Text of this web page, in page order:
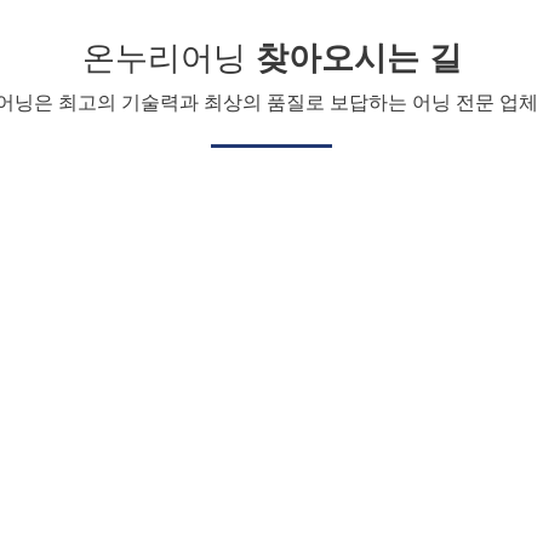
온누리어닝 찾아오시는 길
닝은 최고의 기술력과 최상의 품질로 보답하는 어닝 전문 업체